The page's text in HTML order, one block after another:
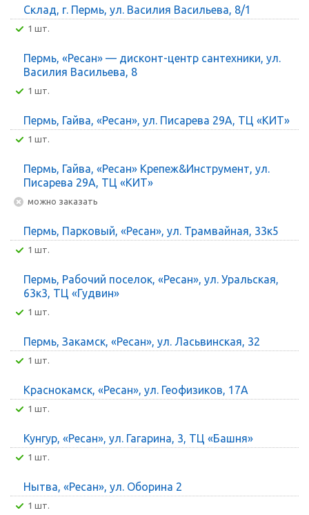
Склад, г. Пермь, ул. Василия Васильева, 8/1
1 шт.
Пермь, «Ресан» — дисконт-центр сантехники, ул.
Василия Васильева, 8
1 шт.
Пермь, Гайва, «Ресан», ул. Писарева 29А, ТЦ «КИТ»
1 шт.
Пермь, Гайва, «Ресан» Крепеж&Инструмент, ул.
Писарева 29А, ТЦ «КИТ»
Можно заказать
Пермь, Парковый, «Ресан», ул. Трамвайная, 33к5
1 шт.
Пермь, Рабочий поселок, «Ресан», ул. Уральская,
63к3, ТЦ «Гудвин»
1 шт.
Пермь, Закамск, «Ресан», ул. Ласьвинская, 32
1 шт.
Краснокамск, «Ресан», ул. Геофизиков, 17А
1 шт.
Кунгур, «Ресан», ул. Гагарина, 3, ТЦ «Башня»
1 шт.
Нытва, «Ресан», ул. Оборина 2
1 шт.